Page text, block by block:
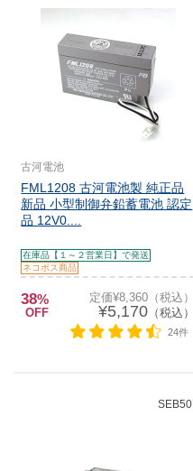
古河電池
FML1208 古河電池製 純正品
新品 小型制御弁鉛蓄電池 認定
品 12V0....
在庫品【１～２営業日】で発送
ネコポス商品
38%
OFF
定価¥8,360（税込）
¥5,170（税込）
24件
SEB50